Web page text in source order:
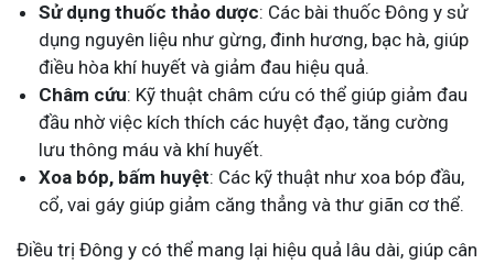
Sử dụng thuốc thảo dược: Các bài thuốc Đông y sử
dụng nguyên liệu như gừng, đinh hương, bạc hà, giúp
điều hòa khí huyết và giảm đau hiệu quả.
Châm cứu: Kỹ thuật châm cứu có thể giúp giảm đau
đầu nhờ việc kích thích các huyệt đạo, tăng cường
lưu thông máu và khí huyết.
Xoa bóp, bấm huyệt: Các kỹ thuật như xoa bóp đầu,
cổ, vai gáy giúp giảm căng thẳng và thư giãn cơ thể.
Điều trị Đông y có thể mang lại hiệu quả lâu dài, giúp cân